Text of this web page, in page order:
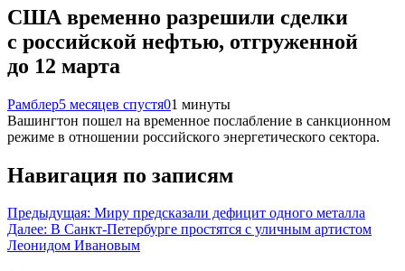
США временно разрешили сделки
с российской нефтью, отгруженной
до 12 марта
Рамблер5 месяцев спустя01 минуты
Вашингтон пошел на временное послабление в санкционном
режиме в отношении российского энергетического сектора.
Навигация по записям
Предыдущая: Миру предсказали дефицит одного металла
Далее: В Санкт-Петербурге простятся с уличным артистом
Леонидом Ивановым